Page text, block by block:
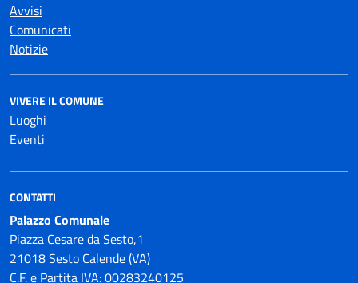
Avvisi
Comunicati
Notizie
VIVERE IL COMUNE
Luoghi
Eventi
CONTATTI
Palazzo Comunale
Piazza Cesare da Sesto,1
21018 Sesto Calende (VA)
C.F. e Partita IVA: 00283240125